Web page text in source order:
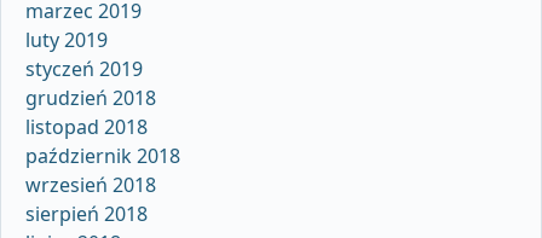
marzec 2019
luty 2019
styczeń 2019
grudzień 2018
listopad 2018
październik 2018
wrzesień 2018
sierpień 2018